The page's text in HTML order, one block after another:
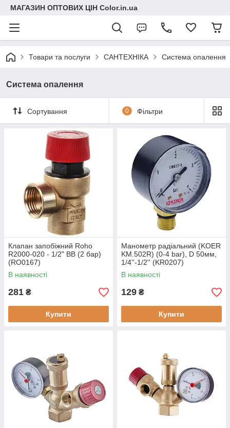
МАГАЗИН ОПТОВИХ ЦІН Color.in.ua
Товари та послуги САНТЕХНІКА Система опалення
Система опалення
Сортування 0 Фільтри
Клапан запобіжний Roho
R2000-020 - 1/2" ВВ (2 бар)
(RO0167)
В наявності
281 ₴
Купити
Манометр радіальний (KOER
KM.502R) (0-4 bar), D 50мм,
1/4''-1/2'' (KR0207)
В наявності
129 ₴
Купити